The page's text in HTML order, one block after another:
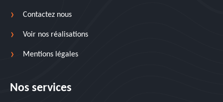
Contactez nous
Voir nos réalisations
Mentions légales
Nos services